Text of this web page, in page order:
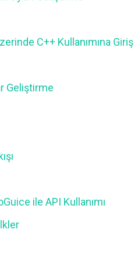
C++ Kullanımına Giriş
Geliştirme
ile API Kullanımı